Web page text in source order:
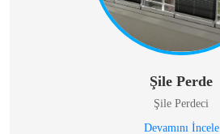
Şile Perde
Şile Perdeci
Devamını İncele